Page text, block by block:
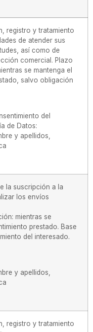
registro y tratamiento
de atender sus
así como de
comercial. Plazo
se mantenga el
salvo obligación
del
de Datos:
y apellidos,
la suscripción a la
los envíos
mientras se
prestado. Base
del interesado.
y apellidos,
registro y tratamiento